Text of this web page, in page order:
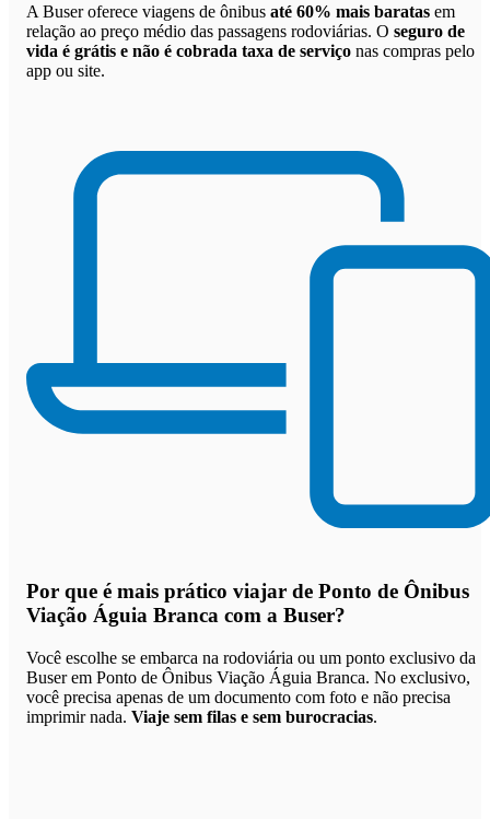
A Buser oferece viagens de ônibus até 60% mais baratas em
relação ao preço médio das passagens rodoviárias. O seguro de
vida é grátis e não é cobrada taxa de serviço nas compras pelo
app ou site.
Por que é mais prático viajar de Ponto de Ônibus
Viação Águia Branca com a Buser?
Você escolhe se embarca na rodoviária ou um ponto exclusivo da
Buser em Ponto de Ônibus Viação Águia Branca. No exclusivo,
você precisa apenas de um documento com foto e não precisa
imprimir nada. Viaje sem filas e sem burocracias.